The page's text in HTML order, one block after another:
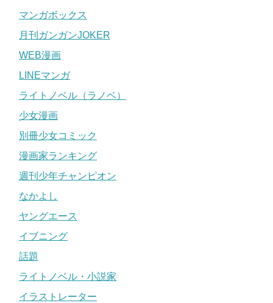
マンガボックス
月刊ガンガンJOKER
WEB漫画
LINEマンガ
ライトノベル（ラノベ）
少女漫画
別冊少女コミック
漫画家ランキング
週刊少年チャンピオン
なかよし
ヤングエース
イブニング
話題
ライトノベル・小説家
イラストレーター